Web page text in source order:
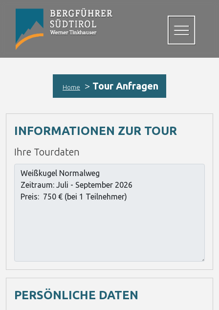
Home > Tour Anfragen
INFORMATIONEN ZUR TOUR
Ihre Tourdaten
PERSÖNLICHE DATEN